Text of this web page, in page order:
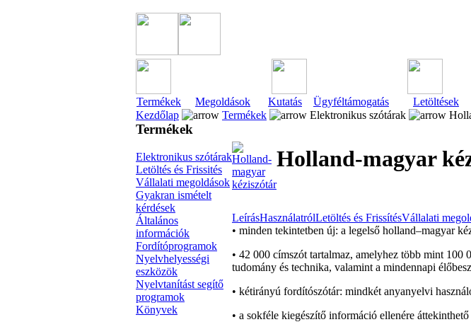
Termékek Megoldások Kutatás Ügyféltámogatás Letöltések
Kezdőlap
Termékek Elektronikus szótárak
Termékek
Elektronikus szótárak
Letöltés és Frissités
Vállalati megoldások
Gyakran ismételt
kérdések
Általános
információk
Fordítóprogramok
Nyelvhelyességi
eszközök
Nyelvtanítást segítő
programok
Könyvek
Holland-magyar
LeírásHasználatrólLetöltés és FrissítésVállalati
• minden tekintetben új: a legelső holland–magyar
• 42 000 címszót tartalmaz, amelyhez több mint 100
tudomány és technika, valamint a mindennapi
• kétirányú fordítószótár: mindkét anyanyelvi
• a sokféle kiegészítő információ ellenére